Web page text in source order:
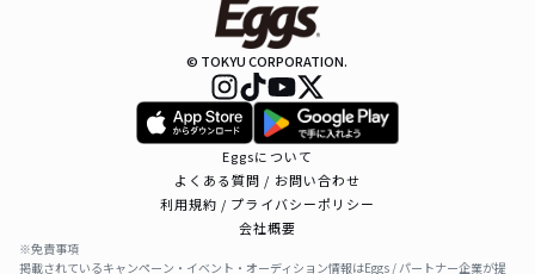
© TOKYU CORPORATION.
Eggsについて
よくある質問 / お問い合わせ
利用規約 / プライバシーポリシー
会社概要
※免責事項
掲載されているキャンペーン・イベント・オーディション情報はEggs / パートナー企業が提